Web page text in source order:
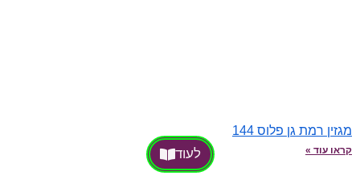
מגזין רמת גן פלוס 144
קראו עוד » לעוד